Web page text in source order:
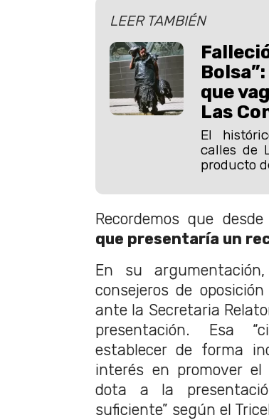
LEER TAMBIÉN
que
Las
El
calles de
producto
Recordemos que
que presentaría un
En su
consejeros de
ante la Secretaria
presentación. Esa
establecer de forma
interés en promover el
dota a la
suficiente” según el